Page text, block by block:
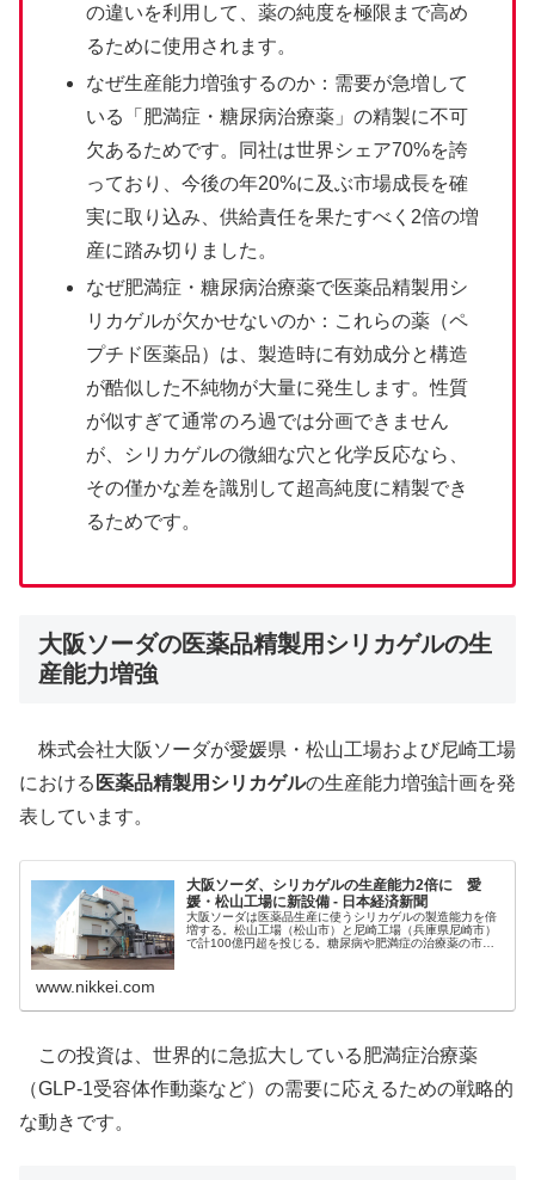
の違いを利用して、薬の純度を極限まで高め
るために使用されます。
なぜ生産能力増強するのか：需要が急増して
いる「肥満症・糖尿病治療薬」の精製に不可
欠あるためです。同社は世界シェア70%を誇
っており、今後の年20%に及ぶ市場成長を確
実に取り込み、供給責任を果たすべく2倍の増
産に踏み切りました。
なぜ肥満症・糖尿病治療薬で医薬品精製用シ
リカゲルが欠かせないのか：これらの薬（ペ
プチド医薬品）は、製造時に有効成分と構造
が酷似した不純物が大量に発生します。性質
が似すぎて通常のろ過では分画できません
が、シリカゲルの微細な穴と化学反応なら、
その僅かな差を識別して超高純度に精製でき
るためです。
大阪ソーダの医薬品精製用シリカゲルの生
産能力増強
株式会社大阪ソーダが愛媛県・松山工場および尼崎工場
における 医薬品精製用シリカゲルの生産能力増強計画を発
表しています。
大阪ソーダ、シリカゲルの生産能力2倍に 愛
媛・松山工場に新設備 - 日本経済新聞
大阪ソーダは医薬品生産に使うシリカゲルの製造能力を倍
増する。松山工場（松山市）と尼崎工場（兵庫県尼崎市）
で計100億円超を投じる。糖尿病や肥満症の治療薬の市場
www.nikkei.com
この投資は、世界的に急拡大している肥満症治療薬
（GLP-1受容体作動薬など）の需要に応えるための戦略的
な動きです。